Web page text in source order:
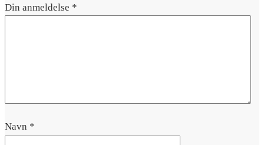
Din anmeldelse *
Navn *